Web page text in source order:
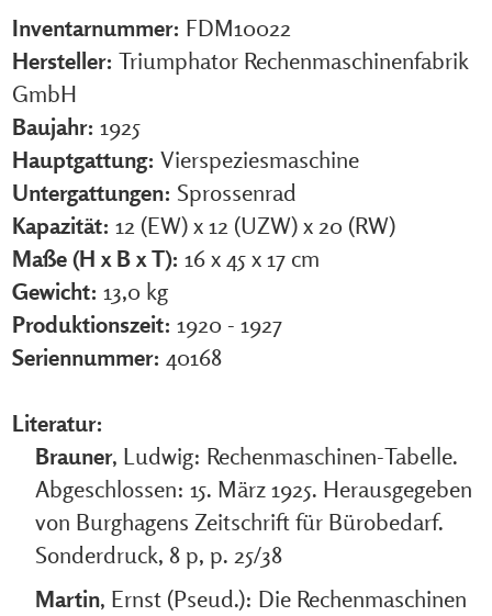
Inventarnummer: FDM10022
Hersteller: Triumphator Rechenmaschinenfabrik
GmbH
Baujahr: 1925
Hauptgattung: Vierspeziesmaschine
Untergattungen: Sprossenrad
Kapazität: 12 (EW) x 12 (UZW) x 20 (RW)
Maße (H x B x T): 16 x 45 x 17 cm
Gewicht: 13,0 kg
Produktionszeit: 1920 - 1927
Seriennummer: 40168
Literatur:
Brauner, Ludwig: Rechenmaschinen-Tabelle.
Abgeschlossen: 15. März 1925. Herausgegeben
von Burghagens Zeitschrift für Bürobedarf.
Sonderdruck, 8 p, p. 25/38
Martin, Ernst (Pseud.): Die Rechenmaschinen